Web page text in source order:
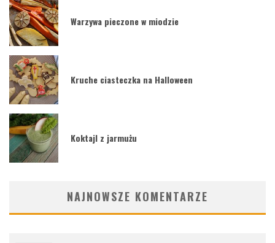
Warzywa pieczone w miodzie
Kruche ciasteczka na Halloween
Koktajl z jarmużu
NAJNOWSZE KOMENTARZE